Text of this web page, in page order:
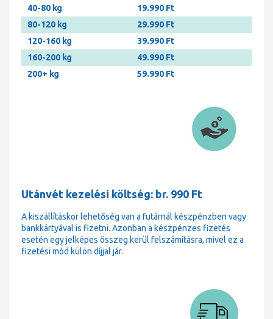
40-80 kg
19.990 Ft
80-120 kg
29.990 Ft
120-160 kg
39.990 Ft
160-200 kg
49.990 Ft
200+ kg
59.990 Ft
Utánvét kezelési költség: br. 990 Ft
A kiszállításkor lehetőség van a futárnál készpénzben vagy
bankkártyával is fizetni. Azonban a készpénzes fizetés
esetén egy jelképes összeg kerül felszámításra, mivel ez a
fizetési mód külön díjjal jár.